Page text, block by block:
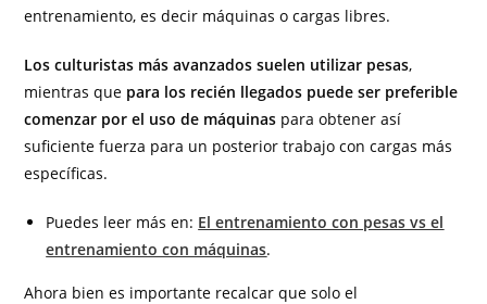
entrenamiento, es decir máquinas o cargas libres.
Los culturistas más avanzados suelen utilizar pesas,
mientras que para los recién llegados puede ser preferible
comenzar por el uso de máquinas para obtener así
suficiente fuerza para un posterior trabajo con cargas más
específicas.
Puedes leer más en: El entrenamiento con pesas vs el
entrenamiento con máquinas.
Ahora bien es importante recalcar que solo el